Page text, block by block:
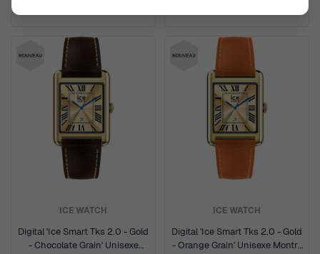
ICE WATCH
Digital 'Ice Smart Tks 2.0 - Gold
- Chocolate Grain' Unisexe
ICE WATCH
Digital 'Ice Smart Tks 2.0 - Gold
- Orange Grain' Unisexe Montre